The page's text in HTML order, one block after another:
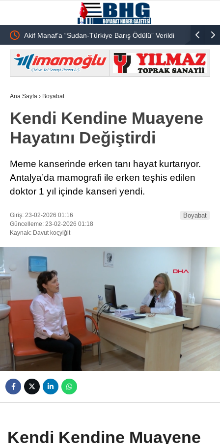
Dijital Akif Manaf’a “Sudan-Türkiye Barış Ödülü” Verildi Emekli
Ana Sayfa › Boyabat
Kendi Kendine Muayene
Hayatını Değiştirdi
Meme kanserinde erken tanı hayat kurtarıyor.
Antalya’da mamografi ile erken teşhis edilen
doktor 1 yıl içinde kanseri yendi.
Giriş: 23-02-2026 01:16
Güncelleme: 23-02-2026 01:18
Kaynak: Davut koçyiğit
Boyabat
Kendi Kendine Muayene